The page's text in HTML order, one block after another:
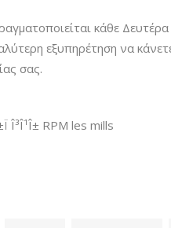
κάθε
εξυπηρέτηση να
σας.